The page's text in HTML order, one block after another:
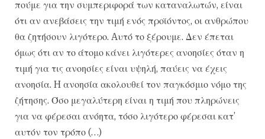
πούμε για την συμπεριφορά των καταναλωτών, είναι
ότι αν ανεβάσεις την τιμή ενός προϊόντος, οι ανθρώπου
θα ζητήσουν λιγότερο. Aυτό το ξέρουμε. Δεν έπεται
όμως ότι αν το άτομο κάνει λιγότερες ανοησίες όταν η
τιμή για τις ανοησίες είναι υψηλή, παύεις να έχεις
ανοησία. H ανοησία ακολουθεί τον παγκόσμιο νόμο της
ζήτησης. Όσο μεγαλύτερη είναι η τιμή που πληρώνεις
για να φέρεσαι ανόητα, τόσο λιγότερο φέρεσαι κατ’
αυτόν τον τρόπο (…)